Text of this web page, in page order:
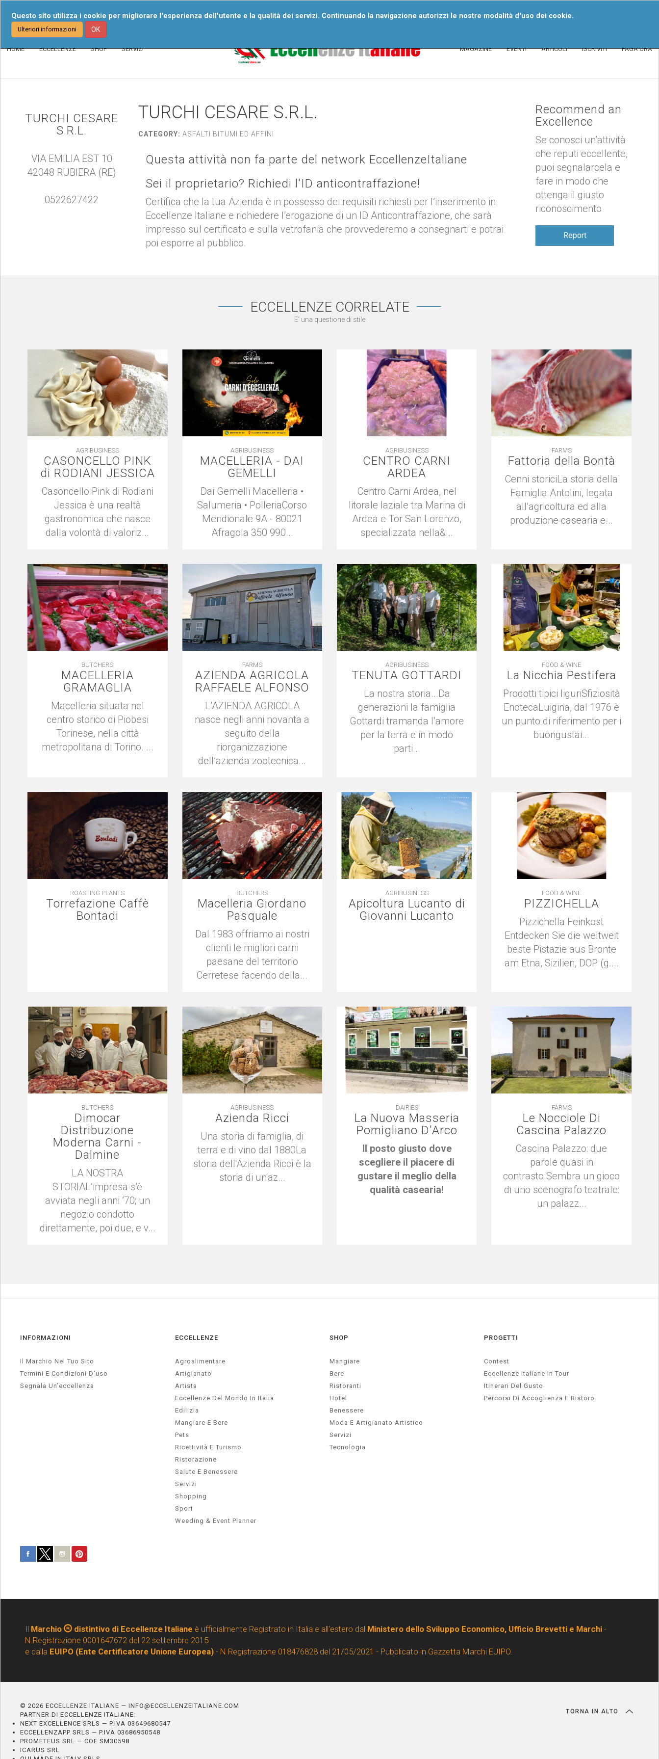
Questo sito utilizza i cookie per migliorare l'esperienza dell'utente e la qualità dei servizi. Continuando la navigazione autorizzi le nostre modalità d'uso dei cookie.
Ulteriori informazioni OK
HOME ECCELLENZE SHOP SERVIZI MAGAZINE EVENTI ARTICOLI ISCRIVITI PAGA ORA
TURCHI CESARE S.R.L.
CATEGORY: ASFALTI BITUMI ED AFFINI
Questa attività non fa parte del network EccellenzeItaliane
Sei il proprietario? Richiedi l'ID anticontraffazione!
Certifica che la tua Azienda è in possesso dei requisiti richiesti per l’inserimento in
Eccellenze Italiane e richiedere l’erogazione di un ID Anticontraffazione, che sarà
impresso sul certificato e sulla vetrofania che provvederemo a consegnarti e potrai
poi esporre al pubblico.
TURCHI CESARE
S.R.L.
VIA EMILIA EST 10
42048 RUBIERA (RE)
0522627422
Recommend an
Excellence
Se conosci un’attività
che reputi eccellente,
puoi segnalarcela e
fare in modo che
ottenga il giusto
riconoscimento
Report
ECCELLENZE CORRELATE
E’ una questione di stile
AGRIBUSINESS
CASONCELLO PINK
di RODIANI JESSICA
Casoncello Pink di Rodiani
Jessica è una realtà
gastronomica che nasce
dalla volontà di valoriz...
AGRIBUSINESS
MACELLERIA - DAI
GEMELLI
Dai Gemelli Macelleria •
Salumeria • PolleriaCorso
Meridionale 9A - 80021
Afragola 350 990...
AGRIBUSINESS
CENTRO CARNI
ARDEA
Centro Carni Ardea, nel
litorale laziale tra Marina di
Ardea e Tor San Lorenzo,
specializzata nella&...
FARMS
Fattoria della Bontà
Cenni storiciLa storia della
Famiglia Antolini, legata
all’agricoltura ed alla
produzione casearia e...
BUTCHERS
MACELLERIA
GRAMAGLIA
Macelleria situata nel
centro storico di Piobesi
Torinese, nella città
metropolitana di Torino. ...
FARMS
AZIENDA AGRICOLA
RAFFAELE ALFONSO
L’AZIENDA AGRICOLA
nasce negli anni novanta a
seguito della
riorganizzazione
dell’azienda zootecnica...
AGRIBUSINESS
TENUTA GOTTARDI
La nostra storia...Da
generazioni la famiglia
Gottardi tramanda l’amore
per la terra e in modo
parti...
FOOD & WINE
La Nicchia Pestifera
Prodotti tipici liguriSfiziosità
EnotecaLuigina, dal 1976 è
un punto di riferimento per i
buongustai...
ROASTING PLANTS
Torrefazione Caffè
Bontadi
BUTCHERS
Macelleria Giordano
Pasquale
Dal 1983 offriamo ai nostri
clienti le migliori carni
paesane del territorio
Cerretese facendo della...
AGRIBUSINESS
Apicoltura Lucanto di
Giovanni Lucanto
FOOD & WINE
PIZZICHELLA
Pizzichella Feinkost
Entdecken Sie die weltweit
beste Pistazie aus Bronte
am Etna, Sizilien, DOP (g....
BUTCHERS
Dimocar
Distribuzione
Moderna Carni -
Dalmine
LA NOSTRA
STORIAL’impresa s’è
avviata negli anni ’70; un
negozio condotto
direttamente, poi due, e v...
AGRIBUSINESS
Azienda Ricci
Una storia di famiglia, di
terra e di vino dal 1880La
storia dell'Azienda Ricci è la
storia di un'az...
DAIRIES
La Nuova Masseria
Pomigliano D'Arco
Il posto giusto dove
scegliere il piacere di
gustare il meglio della
qualità casearia!
FARMS
Le Nocciole Di
Cascina Palazzo
Cascina Palazzo: due
parole quasi in
contrasto.Sembra un gioco
di uno scenografo teatrale:
un palazz...
INFORMAZIONI
Il Marchio Nel Tuo Sito
Termini E Condizioni D’uso
Segnala Un’eccellenza
ECCELLENZE
Agroalimentare
Artigianato
Artista
Eccellenze Del Mondo In Italia
Edilizia
Mangiare E Bere
Pets
Ricettività E Turismo
Ristorazione
Salute E Benessere
Servizi
Shopping
Sport
Weeding & Event Planner
SHOP
Mangiare
Bere
Ristoranti
Hotel
Benessere
Moda E Artigianato Artistico
Servizi
Tecnologia
PROGETTI
Contest
Eccellenze Italiane In Tour
Itinerari Del Gusto
Percorsi Di Accoglienza E Ristoro
Il Marchio distintivo di Eccellenze Italiane è ufficialmente Registrato in Italia e all'estero dal Ministero dello Sviluppo Economico, Ufficio Brevetti e Marchi-
N.Registrazione 0001647672 del 22 settembre 2015
e dalla EUIPO (Ente Certificatore Unione Europea) - N Registrazione 018476828 del 21/05/2021 - Pubblicato in Gazzetta Marchi EUIPO.
© 2026 ECCELLENZE ITALIANE — INFO@ECCELLENZEITALIANE.COM
PARTNER DI ECCELLENZE ITALIANE:
NEXT EXCELLENCE SRLS — P.IVA 03649680547
ECCELLENZAPP SRLS — P.IVA 03686950548
PROMETEUS SRL — COE SM30598
ICARUS SRL
TORNA IN ALTO